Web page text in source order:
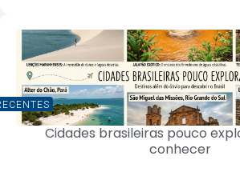
Cidades brasileiras pouco
conhecer